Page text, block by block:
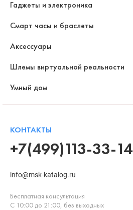
Гаджеты и электроника
Смарт часы и браслеты
Аксессуары
Шлемы виртуальной реальности
Умный дом
КОНТАКТЫ
+7(499)113-33-14
info@msk-katalog.ru
Бесплатная консультация
С 10:00 до 21:00, без выходных